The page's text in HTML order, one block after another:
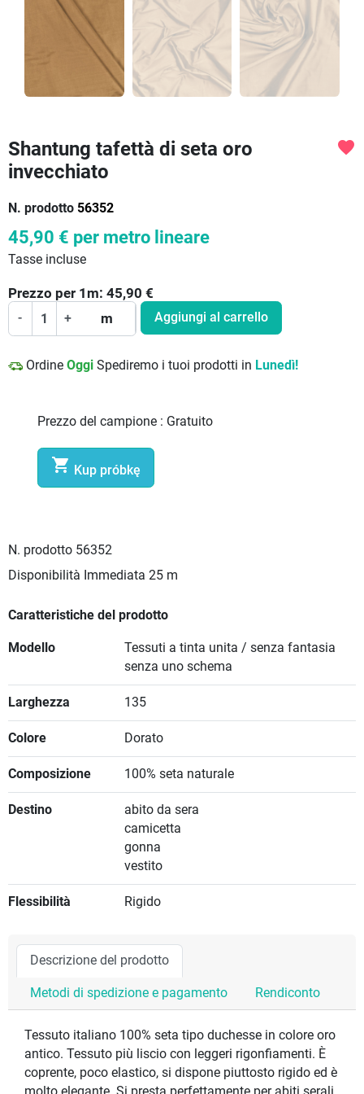
Shantung tafettà di seta oro
invecchiato
N. prodotto 56352
favorite
45,90 € per metro lineare
Tasse incluse
Prezzo per 1 m: 45,90 €
- + m Aggiungi al carrello
Ordine Oggi Spediremo i tuoi prodotti in Lunedì!
Prezzo del campione : Gratuito
 Kup próbkę
N. prodotto 56352
Disponibilità Immediata 25 m
Caratteristiche del prodotto
Modello
Tessuti a tinta unita / senza fantasia
senza uno schema
Larghezza 135
Colore Dorato
Composizione 100% seta naturale
Destino
abito da sera
camicetta
gonna
vestito
Flessibilità Rigido
Descrizione del prodotto
Metodi di spedizione e pagamento Rendiconto
Tessuto italiano 100% seta tipo duchesse in colore oro
antico. Tessuto più liscio con leggeri rigonfiamenti. È
coprente, poco elastico, si dispone piuttosto rigido ed è